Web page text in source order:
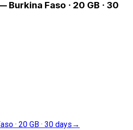
Burkina Faso · 20 GB · 30
· 20 GB · 30 days →